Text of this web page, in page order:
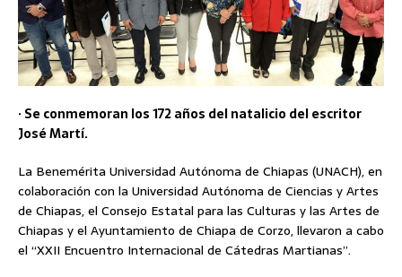
· Se conmemoran los 172 años del natalicio del escritor
José Martí.
La Benemérita Universidad Autónoma de Chiapas (UNACH), en
colaboración con la Universidad Autónoma de Ciencias y Artes
de Chiapas, el Consejo Estatal para las Culturas y las Artes de
Chiapas y el Ayuntamiento de Chiapa de Corzo, llevaron a cabo
el “XXII Encuentro Internacional de Cátedras Martianas”.